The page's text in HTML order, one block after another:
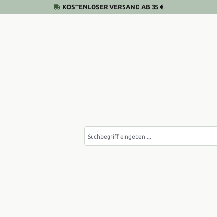
KOSTENLOSER VERSAND AB 35 €